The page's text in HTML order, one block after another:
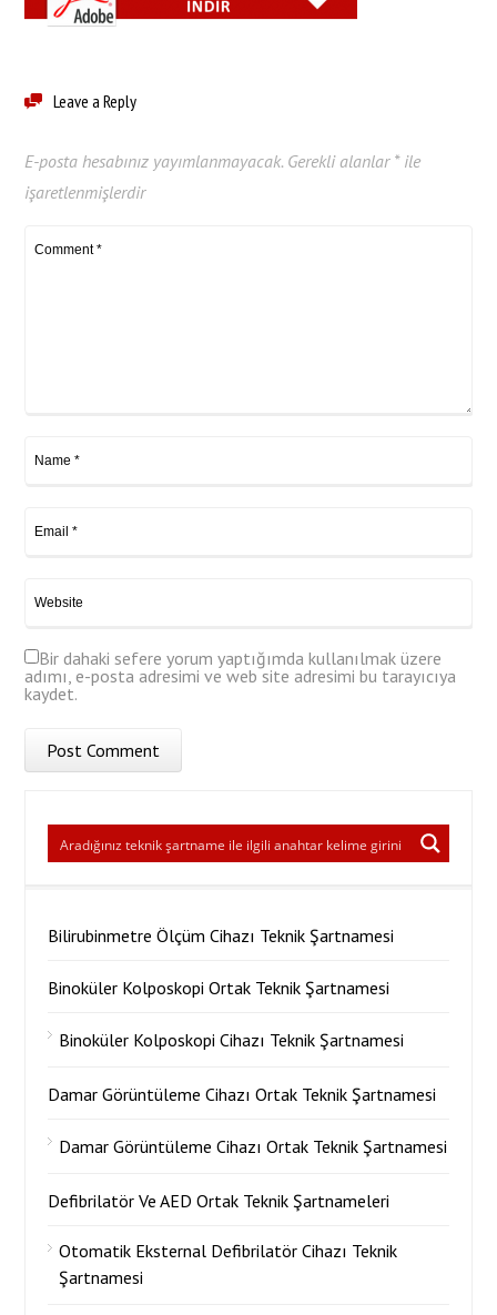
Leave a Reply
E-posta hesabınız yayımlanmayacak. Gerekli alanlar *ile
işaretlenmişlerdir
Bir dahaki sefere yorum yaptığımda kullanılmak üzere
adımı, e-posta adresimi ve web site adresimi bu tarayıcıya
kaydet.
Bilirubinmetre Ölçüm Cihazı Teknik Şartnamesi
Binoküler Kolposkopi Ortak Teknik Şartnamesi
Binoküler Kolposkopi Cihazı Teknik Şartnamesi
Damar Görüntüleme Cihazı Ortak Teknik Şartnamesi
Damar Görüntüleme Cihazı Ortak Teknik Şartnamesi
Defibrilatör Ve AED Ortak Teknik Şartnameleri
Otomatik Eksternal Defibrilatör Cihazı Teknik
Şartnamesi